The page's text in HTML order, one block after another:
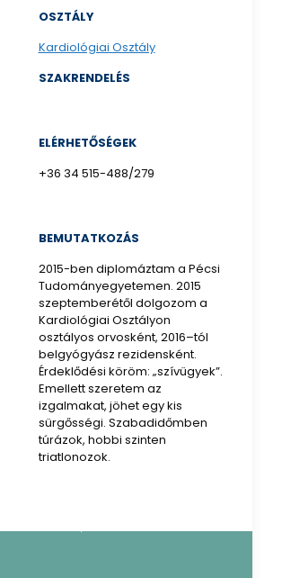
OSZTÁLY
Kardiológiai Osztály
SZAKRENDELÉS
ELÉRHETŐSÉGEK
+36 34 515-488/279
BEMUTATKOZÁS
2015-ben diplomáztam a Pécsi
Tudományegyetemen. 2015
szeptemberétől dolgozom a
Kardiológiai Osztályon
osztályos orvosként, 2016–tól
belgyógyász rezidensként.
Érdeklődési köröm: „szívügyek”.
Emellett szeretem az
izgalmakat, jöhet egy kis
sürgősségi. Szabadidőmben
túrázok, hobbi szinten
triatlonozok.